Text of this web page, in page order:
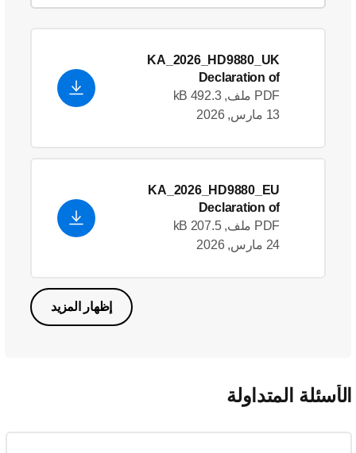
KA_2026_HD9880_UK
Declaration of
Conformity_en_GB
PDF ملف, 492.3 kB
13 مارس, 2026
KA_2026_HD9880_EU
Declaration of
Conformity_en_GB - English
(US)
PDF ملف, 207.5 kB
24 مارس, 2026
إظهار المزيد
المتداولة